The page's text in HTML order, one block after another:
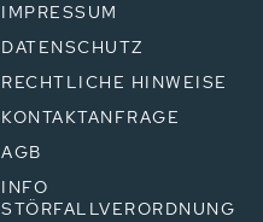
IMPRESSUM
DATENSCHUTZ
RECHTLICHE HINWEISE
KONTAKTANFRAGE
AGB
INFO
STÖRFALLVERORDNUNG